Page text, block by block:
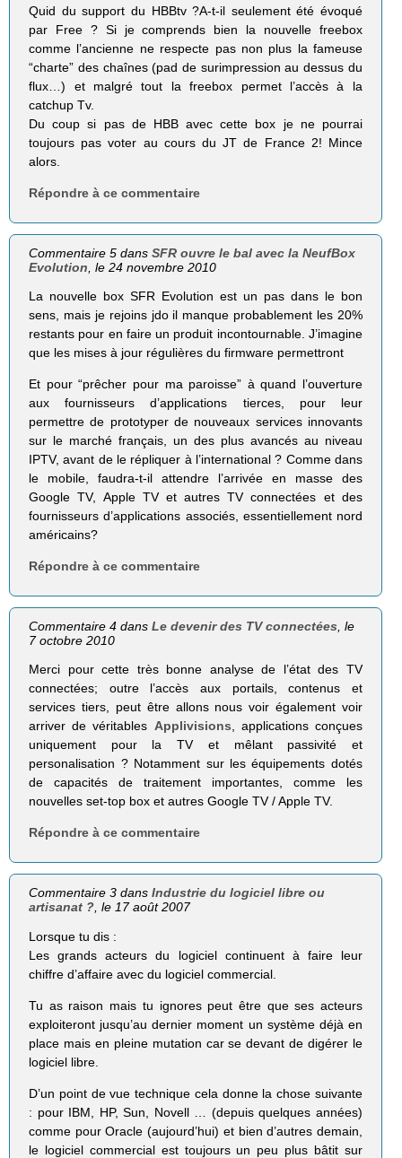
Quid du support du HBBtv ?A-t-il seulement été évoqué
par Free ? Si je comprends bien la nouvelle freebox
comme l’ancienne ne respecte pas non plus la fameuse
“charte” des chaînes (pad de surimpression au dessus du
flux…) et malgré tout la freebox permet l’accès à la
catchup Tv.
Du coup si pas de HBB avec cette box je ne pourrai
toujours pas voter au cours du JT de France 2! Mince
alors.
Répondre à ce commentaire
Commentaire 5 dansSFR ouvre le bal avec la NeufBox
Evolution , le 24 novembre 2010
La nouvelle box SFR Evolution est un pas dans le bon
sens, mais je rejoins jdo il manque probablement les 20%
restants pour en faire un produit incontournable. J’imagine
que les mises à jour régulières du firmware permettront
Et pour “prêcher pour ma paroisse” à quand l’ouverture
aux fournisseurs d’applications tierces, pour leur
permettre de prototyper de nouveaux services innovants
sur le marché français, un des plus avancés au niveau
IPTV, avant de le répliquer à l’international ? Comme dans
le mobile, faudra-t-il attendre l’arrivée en masse des
Google TV, Apple TV et autres TV connectées et des
fournisseurs d’applications associés, essentiellement nord
américains?
Répondre à ce commentaire
Commentaire 4 dansLe devenir des TV connectées, le
7 octobre 2010
Merci pour cette très bonne analyse de l’état des TV
connectées; outre l’accès aux portails, contenus et
services tiers, peut être allons nous voir également voir
arriver de véritables Applivisions, applications conçues
uniquement pour la TV et mêlant passivité et
personalisation ? Notamment sur les équipements dotés
de capacités de traitement importantes, comme les
nouvelles set-top box et autres Google TV / Apple TV.
Répondre à ce commentaire
Commentaire 3 dansIndustrie du logiciel libre ou
artisanat ?, le 17 août 2007
Lorsque tu dis :
Les grands acteurs du logiciel continuent à faire leur
chiffre d’affaire avec du logiciel commercial.
Tu as raison mais tu ignores peut être que ses acteurs
exploiteront jusqu’au dernier moment un système déjà en
place mais en pleine mutation car se devant de digérer le
logiciel libre.
D’un point de vue technique cela donne la chose suivante
: pour IBM, HP, Sun, Novell … (depuis quelques années)
comme pour Oracle (aujourd’hui) et bien d’autres demain,
le logiciel commercial est toujours un peu plus bâtit sur